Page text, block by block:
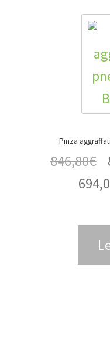
846,80€